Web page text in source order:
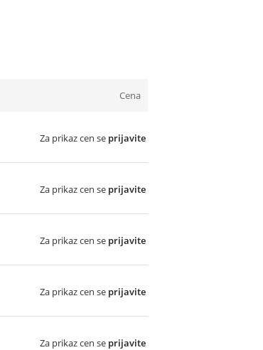
Cena
Za prikaz cen se prijavite
Za prikaz cen se prijavite
Za prikaz cen se prijavite
Za prikaz cen se prijavite
Za prikaz cen se prijavite